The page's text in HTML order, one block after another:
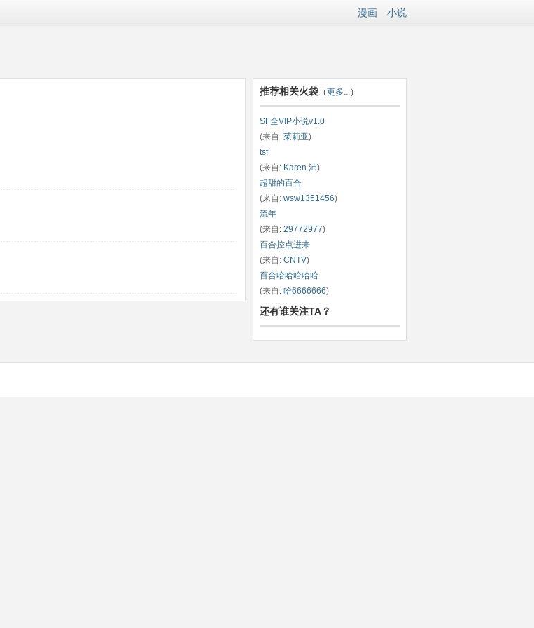
漫画 小说
推荐相关火袋 （更多...）
SF全VIP小说v1.0
(来自: 茱莉亚)
tsf
(来自: Karen 沛)
超甜的百合
(来自: wsw1351456)
流年
(来自: 29772977)
百合控点进来
(来自: CNTV)
百合哈哈哈哈哈
(来自: 哈6666666)
还有谁关注TA？